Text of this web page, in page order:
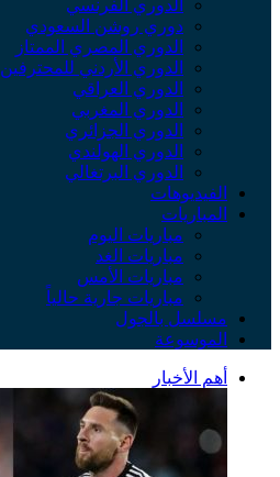
الدوري الفرنسي
دوري روشن السعودي
الدوري المصري الممتاز
الدوري الأردني للمحترفين
الدوري العراقي
الدوري المغربي
الدوري الجزائري
الدوري الهولندي
الدوري البرتغالي
الفيديوهات
المباريات
مباريات اليوم
مباريات الغد
مباريات الأمس
مباريات جارية حالياً
مسلسل بالجول
الموسوعة
أهم الأخبار